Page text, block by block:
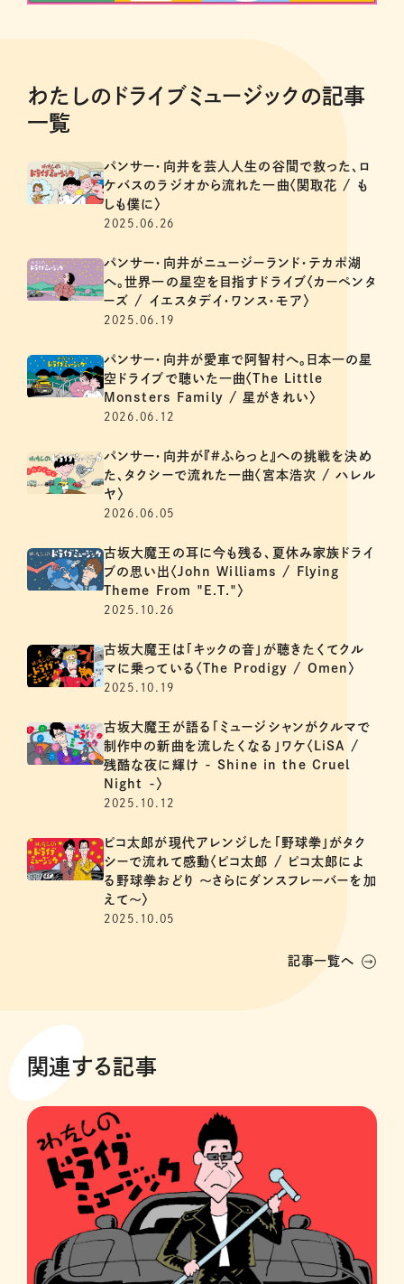
わたしのドライブミュージックの記事
一覧
パンサー・向井を芸人人生の谷間で救った、ロ
ケバスのラジオから流れた一曲〈関取花 / も
しも僕に〉
2025.06.26
パンサー・向井がニュージーランド・テカポ湖
へ。世界一の星空を目指すドライブ〈カーペンタ
ーズ / イエスタデイ・ワンス・モア〉
2025.06.19
パンサー・向井が愛車で阿智村へ。日本一の星
空ドライブで聴いた一曲〈The Little
Monsters Family / 星がきれい〉
2026.06.12
パンサー・向井が『#ふらっと』への挑戦を決め
た、タクシーで流れた一曲〈宮本浩次 / ハレル
ヤ〉
2026.06.05
古坂大魔王の耳に今も残る、夏休み家族ドライ
ブの思い出〈John Williams / Flying
Theme From "E.T."〉
2025.10.26
古坂大魔王は「キックの音」が聴きたくてクル
マに乗っている〈The Prodigy / Omen〉
2025.10.19
古坂大魔王が語る「ミュージシャンがクルマで
制作中の新曲を流したくなる」ワケ〈LiSA /
残酷な夜に輝け - Shine in the Cruel
Night -〉
2025.10.12
ピコ太郎が現代アレンジした「野球拳」がタク
シーで流れて感動〈ピコ太郎 / ピコ太郎によ
る野球拳おどり 〜さらにダンスフレーバーを加
えて〜〉
2025.10.05
記事一覧へ
関連する記事